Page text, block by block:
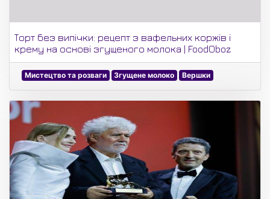
Торт без випічки: рецепт з вафельних коржів і
крему на основі згущеного молока | FoodOboz
Мистецтво та розваги Згущене молоко Вершки